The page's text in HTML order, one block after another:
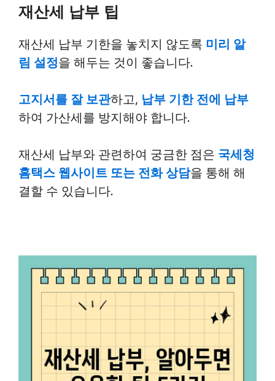
재산세 납부 팁
재산세 납부 기한을 놓치지 않도록 미리 알
림 설정을 해두는 것이 좋습니다.
고지서를 잘 보관하고, 납부 기한 전에 납부
하여 가산세를 방지해야 합니다.
재산세 납부와 관련하여 궁금한 점은 국세청
홈택스 웹사이트 또는 전화 상담을 통해 해
결할 수 있습니다.